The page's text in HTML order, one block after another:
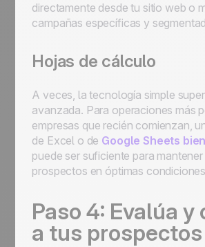
directamente desde tu sitio web o
campañas específicas y
Hojas de cálculo
A veces, la tecnología simple
avanzada. Para operaciones más
empresas que recién comienzan,
de Excel o de Google Sheets
puede ser suficiente para
prospectos en óptimas
Paso 4: Evalúa y
a tus prospectos